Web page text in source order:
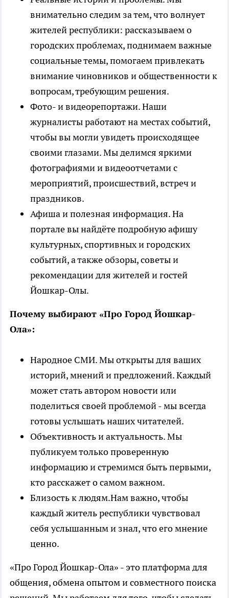
внимательно следим за тем, что волнует
жителей республики: рассказываем о
городских проблемах, поднимаем важные
социальные темы, помогаем привлекать
внимание чиновников и общественности к
вопросам, требующим решения.
Фото- и видеорепортажи. Наши
журналисты работают на местах событий,
чтобы вы могли увидеть происходящее
своими глазами. Мы делимся яркими
фотографиями и видеоотчетами с
мероприятий, происшествий, встреч и
праздников.
Афиша и полезная информация. На
портале вы найдёте подробную афишу
культурных, спортивных и городских
событий, а также обзоры, советы и
рекомендации для жителей и гостей
Йошкар-Олы.
Почему выбирают «Про Город Йошкар-
Ола»:
Народное СМИ. Мы открыты для ваших
историй, мнений и предложений. Каждый
может стать автором новости или
поделиться своей проблемой - мы всегда
готовы услышать наших читателей.
Объективность и актуальность. Мы
публикуем только проверенную
информацию и стремимся быть первыми,
кто расскажет о самом важном.
Близость к людям.Нам важно, чтобы
каждый житель республики чувствовал
себя услышанным и знал, что его мнение
ценно.
«Про Город Йошкар-Ола» - это платформа для
общения, обмена опытом и совместного поиска